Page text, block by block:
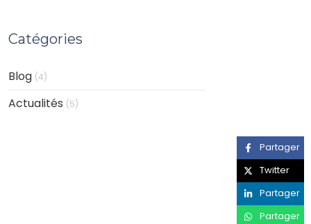
Partager
Twitter
Partager
Partager
Catégories
Blog (4)
Actualités (5)